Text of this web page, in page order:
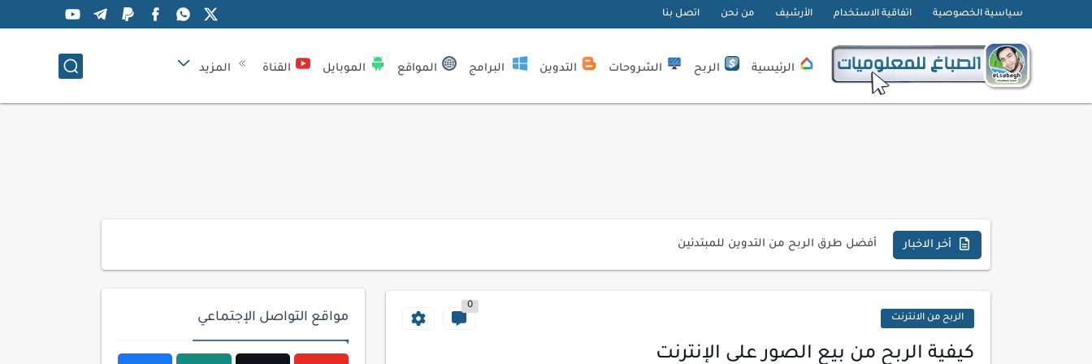
سياسية الخصوصية اتفاقية الاستخدام الأرشيف من نحن اتصل بنا
الرئيسية الربح الشروحات التدوين البرامج المواقع الموبايل القناة المزيد
أخر الاخبار أفضل طرق الربح من التدوين للمبتدئين
أسرار اختيار لوحة مفاتيح تناسب عملك اليومي
الربح من الانترنت
0
كيفية الربح من بيع الصور على الإنترنت
مواقع التواصل الإجتماعي